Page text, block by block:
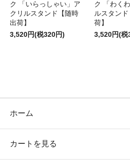
ク 「いらっしゃい」ア
クリルスタンド【随時
出荷】
3,520円(税320円)
ク 「わく
ルスタンド
荷】
3,520円(税
ホーム
カートを見る